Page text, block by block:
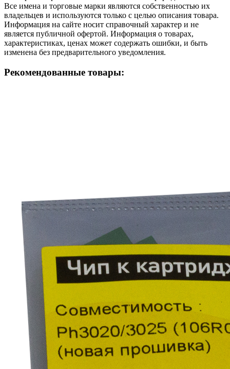
Все имена и торговые марки являются собственностью их
владельцев и используются только с целью описания товара.
Информация на сайте носит справочный характер и не
является публичной офертой. Информация о товарах,
характеристиках, ценах может содержать ошибки, и быть
изменена без предварительного уведомления.
Рекомендованные товары: